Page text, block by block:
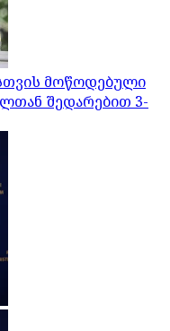
მოწოდებული
შედარებით 3-